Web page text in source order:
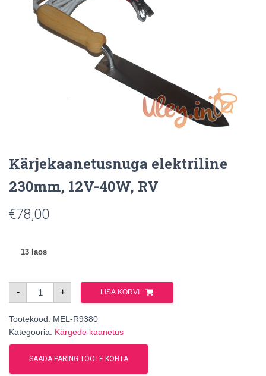
Kärjekaanetusnuga elektriline
230mm, 12V-40W, RV
€78,00
13 laos
-
Kärjekaanetusnuga
elektriline
230mm,
40W,
kogus
+ LISA KORVI
Tootekood: MEL-R9380
Kategooria: Kärgede kaanetus
SAADA PÄRING TOOTE KOHTA